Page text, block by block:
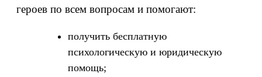
героев по всем вопросам и помогают:
получить бесплатную
психологическую и юридическую
помощь;